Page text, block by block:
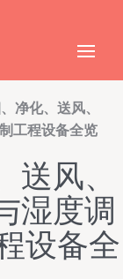
净化、送风、
工程设备全览
风、
湿度调
设备全